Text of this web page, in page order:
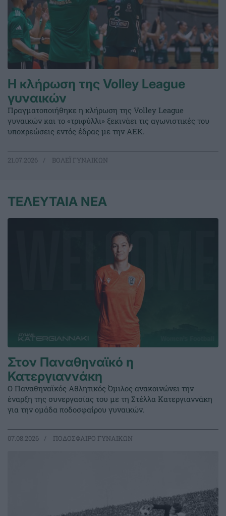
Η κλήρωση της Volley League
γυναικών
Πραγματοποιήθηκε η κλήρωση της Volley League
γυναικών και το «τριφύλλι» ξεκινάει τις αγωνιστικές του
υποχρεώσεις εντός έδρας με την ΑΕΚ.
21.07.2026 ΒΟΛΕΪ ΓΥΝΑΙΚΩΝ
ΤΕΛΕΥΤΑΙΑ ΝΕΑ
Στον Παναθηναϊκό η
Κατεργιαννάκη
Ο Παναθηναϊκός Αθλητικός Όμιλος ανακοινώνει την
έναρξη της συνεργασίας του με τη Στέλλα Κατεργιαννάκη
για την ομάδα ποδοσφαίρου γυναικών.
07.08.2026 ΠΟΔΟΣΦΑΙΡΟ ΓΥΝΑΙΚΩΝ